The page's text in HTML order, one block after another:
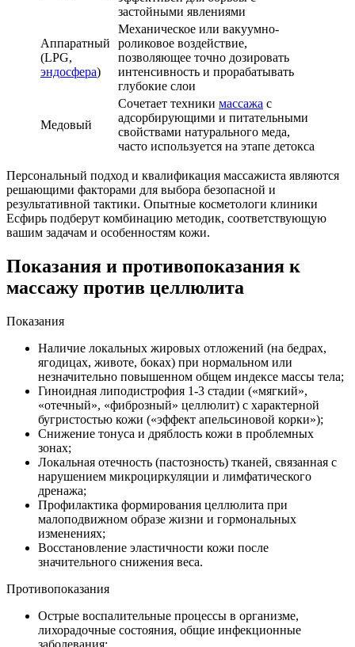
застойными явлениями
Аппаратный
(LPG,
эндосфера)
Механическое или вакуумно-
роликовое воздействие,
позволяющее точно дозировать
интенсивность и прорабатывать
глубокие слои
Медовый
Сочетает техники массажа с
адсорбирующими и питательными
свойствами натурального меда,
часто используется на этапе детокса
Персональный подход и квалификация массажиста являются
решающими факторами для выбора безопасной и
результативной тактики. Опытные косметологи клиники
Есфирь подберут комбинацию методик, соответствующую
вашим задачам и особенностям кожи.
Показания и противопоказания к
массажу против целлюлита
Показания
Наличие локальных жировых отложений (на бедрах,
ягодицах, животе, боках) при нормальном или
незначительно повышенном общем индексе массы тела;
Гиноидная липодистрофия 1-3 стадии («мягкий»,
«отечный», «фиброзный» целлюлит) с характерной
бугристостью кожи («эффект апельсиновой корки»);
Снижение тонуса и дряблость кожи в проблемных
зонах;
Локальная отечность (пастозность) тканей, связанная с
нарушением микроциркуляции и лимфатического
дренажа;
Профилактика формирования целлюлита при
малоподвижном образе жизни и гормональных
изменениях;
Восстановление эластичности кожи после
значительного снижения веса.
Противопоказания
Острые воспалительные процессы в организме,
лихорадочные состояния, общие инфекционные
заболевания;